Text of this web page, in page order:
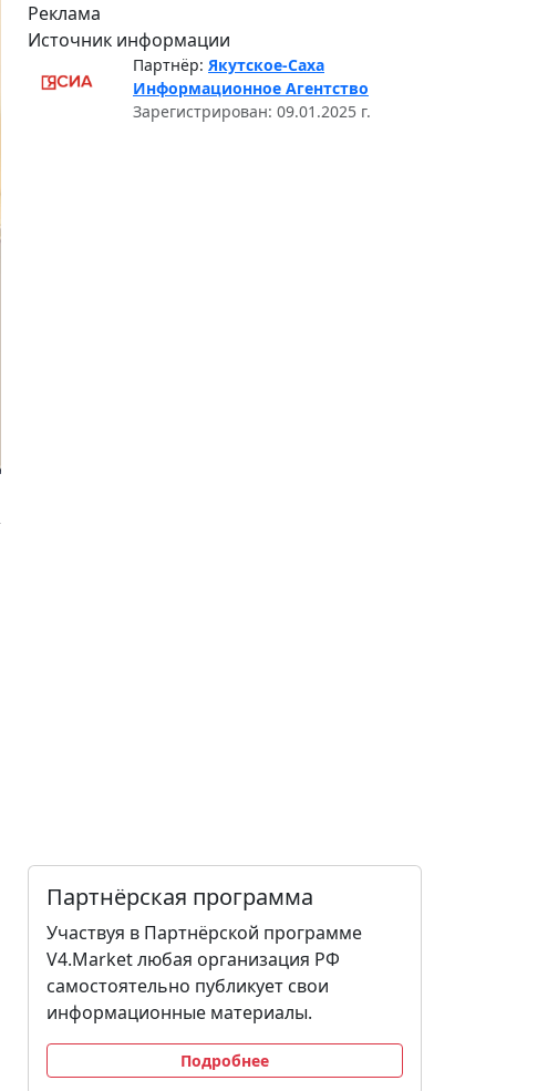
Реклама
Источник информации
Партнёр: Якутское-Саха
Информационное Агентство
Зарегистрирован: 09.01.2025 г.
Партнёрская программа
Участвуя в Партнёрской программе
V4.Market любая организация РФ
самостоятельно публикует свои
информационные материалы.
Подробнее